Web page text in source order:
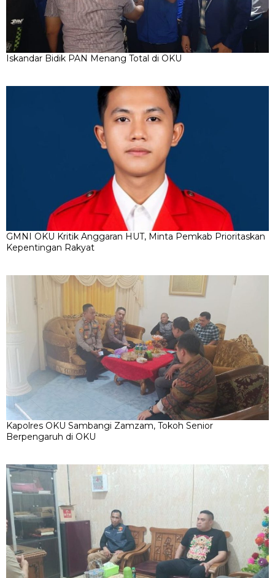
Iskandar Bidik PAN Menang Total di OKU
GMNI OKU Kritik Anggaran HUT, Minta Pemkab Prioritaskan
Kepentingan Rakyat
Kapolres OKU Sambangi Zamzam, Tokoh Senior
Berpengaruh di OKU